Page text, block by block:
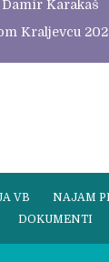
Karakaš
Kraljevcu
VB
NAJAM
DOKUMENTI